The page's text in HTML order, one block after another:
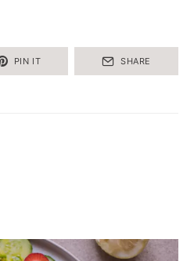
PIN IT SHARE